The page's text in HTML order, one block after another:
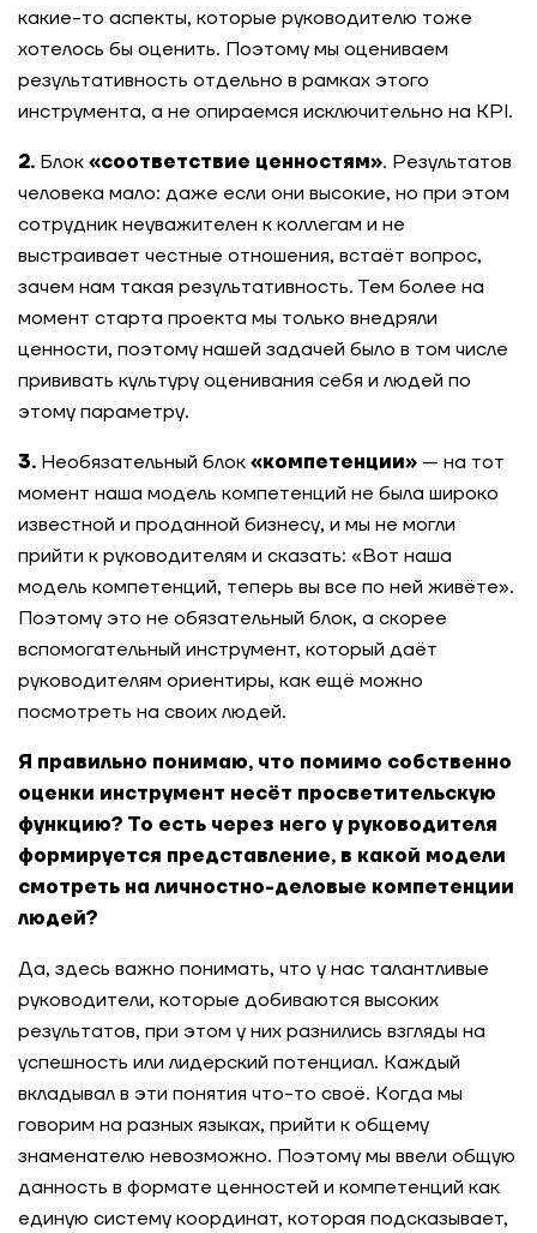
какие-то аспекты, которые руководителю тоже
хотелось бы оценить. Поэтому мы оцениваем
результативность отдельно в рамках этого
инструмента, а не опираемся исключительно на KPI.
2. Блок «соответствие ценностям». Результатов
человека мало: даже если они высокие, но при этом
сотрудник неуважителен к коллегам и не
выстраивает честные отношения, встаёт вопрос,
зачем нам такая результативность. Тем более на
момент старта проекта мы только внедряли
ценности, поэтому нашей задачей было в том числе
прививать культуру оценивания себя и людей по
этому параметру.
3. Необязательный блок «компетенции» — на тот
момент наша модель компетенций не была широко
известной и проданной бизнесу, и мы не могли
прийти к руководителям и сказать: «Вот наша
модель компетенций, теперь вы все по ней живёте».
Поэтому это не обязательный блок, а скорее
вспомогательный инструмент, который даёт
руководителям ориентиры, как ещё можно
посмотреть на своих людей.
Я правильно понимаю, что помимо собственно
оценки инструмент несёт просветительскую
функцию? То есть через него у руководителя
формируется представление, в какой модели
смотреть на личностно-деловые компетенции
людей?
Да, здесь важно понимать, что у нас талантливые
руководители, которые добиваются высоких
результатов, при этом у них разнились взгляды на
успешность или лидерский потенциал. Каждый
вкладывал в эти понятия что-то своё. Когда мы
говорим на разных языках, прийти к общему
знаменателю невозможно. Поэтому мы ввели общую
данность в формате ценностей и компетенций как
единую систему координат, которая подсказывает,